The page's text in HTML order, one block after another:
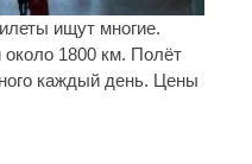
ищут многие.
1800 км. Полёт
каждый день. Цены